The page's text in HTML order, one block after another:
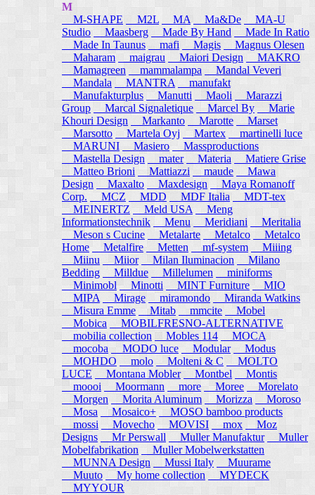
M
M-SHAPE
M2L MA Ma&De
MA-U
Studio
Maasberg Made By Hand
Made In Ratio
Made In Taunus
mafi Magis
Magnus Olesen
Maharam
maigrau Maiori Design
MAKRO
Mamagreen
mammalampa
Mandal Veveri
Mandala
MANTRA
manufakt
Manufakturplus
Manutti Maoli
Marazzi
Group
Marcal Signaletique Marcel By
Marie
Khouri Design
Markanto Marotte
Marset
Marsotto
Martela Oyj Martex
martinelli luce
MARUNI
Masiero
Massproductions
Mastella Design
mater Materia
Matiere Grise
Matteo Brioni
Mattiazzi maude
Mawa
Design
Maxalto Maxdesign
Maya Romanoff
Corp.
MCZ MDD MDF Italia
MDT-tex
MEINERTZ
Meld USA
Meng
Informationstechnik
Menu Meridiani
Meritalia
Meson s Cucine
Metalarte Metalco
Metalco
Home Metalfire Metten mf-system
Miiing
Miinu
Miior Milan Iluminacion
Milano
Bedding
Milldue Millelumen
miniforms
Minimobl Minotti MINT Furniture
MIO
MIPA
Mirage miramondo
Miranda Watkins
Misura Emme
Mitab mmcite
Mobel
Mobica
MOBILFRESNO-ALTERNATIVE
mobilia collection
Mobles 114
MOCA
mocoba
MODO luce Modular
Modus
MOHDO
molo Molteni & C
MOLTO
LUCE
Montana Mobler Montbel
Montis
moooi
Moormann more Moree
Morelato
Morgen
Morita Aluminum Morizza
Moroso
Mosa
Mosaico+
MOSO bamboo products
mossi
Movecho MOVISI mox
Moz
Designs
Mr Perswall Muller Manufaktur
Muller
Mobelfabrikation
Muller Mobelwerkstatten
MUNNA Design
Mussi Italy
Muurame
Muuto My home collection
MYDECK
MYYOUR